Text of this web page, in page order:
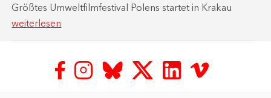
Größtes Umweltfilmfestival Polens startet in Krakau
weiterlesen